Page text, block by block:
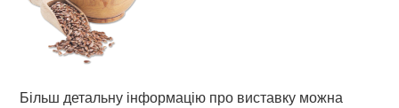
Більш детальну інформацію про виставку можна